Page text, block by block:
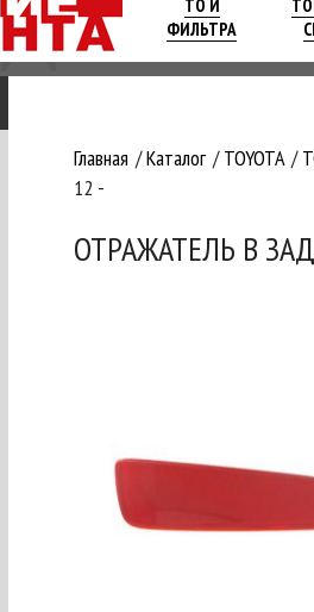
ТО И
ФИЛЬТРА
Главная Каталог TOYOTA
12 -
ОТРАЖАТЕЛЬ В